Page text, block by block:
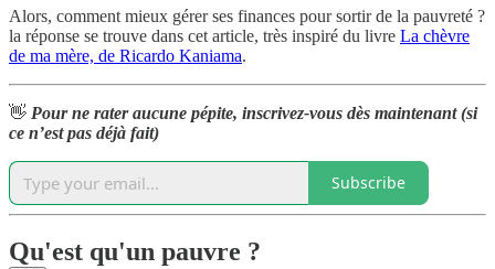
Alors, comment mieux gérer ses finances pour sortir de la pauvreté ?
la réponse se trouve dans cet article, très inspiré du livre La chèvre
de ma mère, de Ricardo Kaniama.
👋 Pour ne rater aucune pépite, inscrivez-vous dès maintenant (si
ce n’est pas déjà fait)
Subscribe
Qu'est qu'un pauvre ?